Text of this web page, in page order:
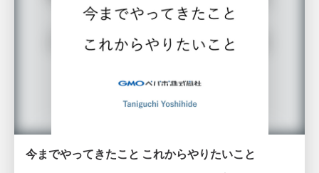
今までやってきたこと これからやりたいこと